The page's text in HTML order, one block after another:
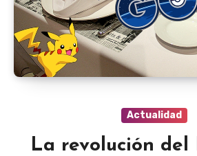
Actualidad
La revolución del